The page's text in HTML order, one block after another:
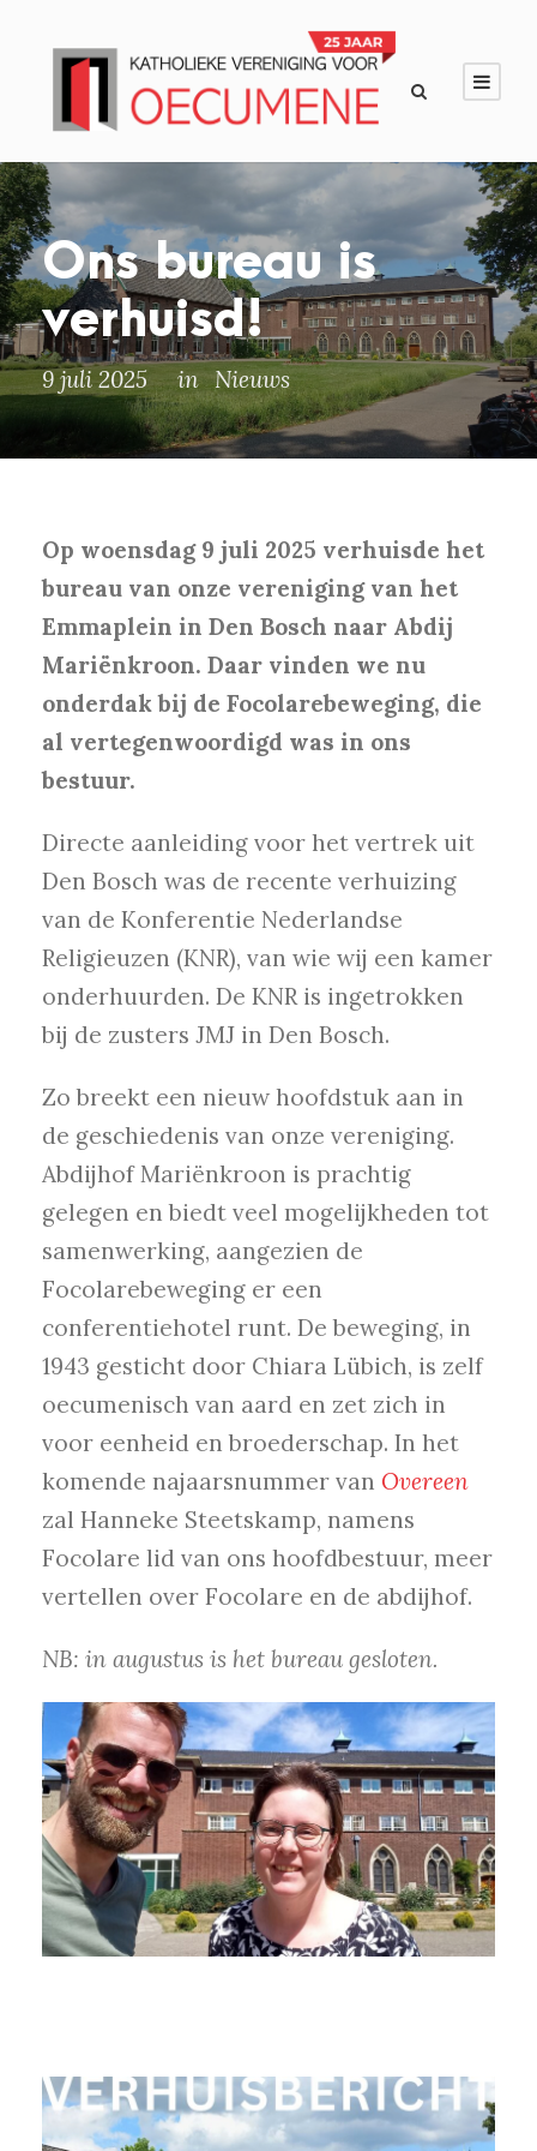
Ons bureau is
verhuisd!
9 juli 2025 in Nieuws
Op woensdag 9 juli 2025 verhuisde het
bureau van onze vereniging van het
Emmaplein in Den Bosch naar Abdij
Mariënkroon. Daar vinden we nu
onderdak bij de Focolarebeweging, die
al vertegenwoordigd was in ons
bestuur.
Directe aanleiding voor het vertrek uit
Den Bosch was de recente verhuizing
van de Konferentie Nederlandse
Religieuzen (KNR), van wie wij een kamer
onderhuurden. De KNR is ingetrokken
bij de zusters JMJ in Den Bosch.
Zo breekt een nieuw hoofdstuk aan in
de geschiedenis van onze vereniging.
Abdijhof Mariënkroon is prachtig
gelegen en biedt veel mogelijkheden tot
samenwerking, aangezien de
Focolarebeweging er een
conferentiehotel runt. De beweging, in
1943 gesticht door Chiara Lübich, is zelf
oecumenisch van aard en zet zich in
voor eenheid en broederschap. In het
komende najaarsnummer van Overeen
zal Hanneke Steetskamp, namens
Focolare lid van ons hoofdbestuur, meer
vertellen over Focolare en de abdijhof.
NB: in augustus is het bureau gesloten.